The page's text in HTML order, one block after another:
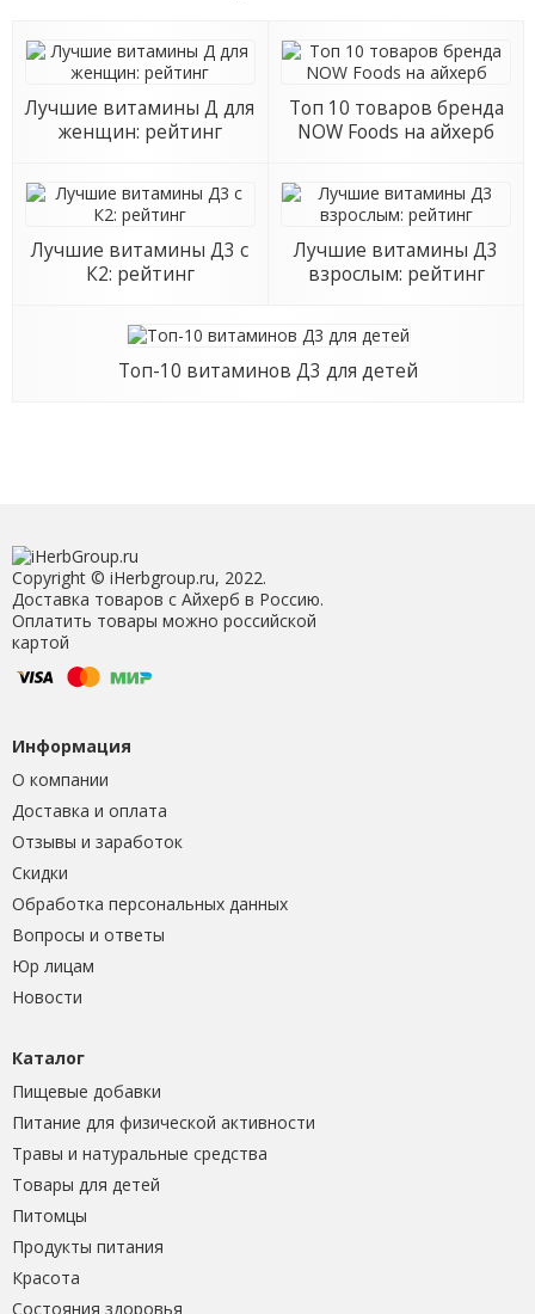
Лучшие витамины Д для
женщин: рейтинг
Топ 10 товаров бренда
NOW Foods на айхерб
Лучшие витамины Д3 с
К2: рейтинг
Лучшие витамины Д3
взрослым: рейтинг
Топ-10 витаминов Д3 для детей
Copyright © iHerbgroup.ru, 2022.
Доставка товаров с Айхерб в Россию.
Оплатить товары можно российской
картой
Информация
О компании
Доставка и оплата
Отзывы и заработок
Скидки
Обработка персональных данных
Вопросы и ответы
Юр лицам
Новости
Каталог
Пищевые добавки
Питание для физической активности
Травы и натуральные средства
Товары для детей
Питомцы
Продукты питания
Красота
Состояния здоровья